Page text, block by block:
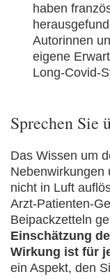
haben
Autorinnen
eigene
Long-Covid-
Sprechen Sie
Das Wissen um
Nebenwirkungen
nicht in Luft
Arzt-Patienten-
Beipackzetteln
Einschätzung
Wirkung ist für
ein Aspekt, den